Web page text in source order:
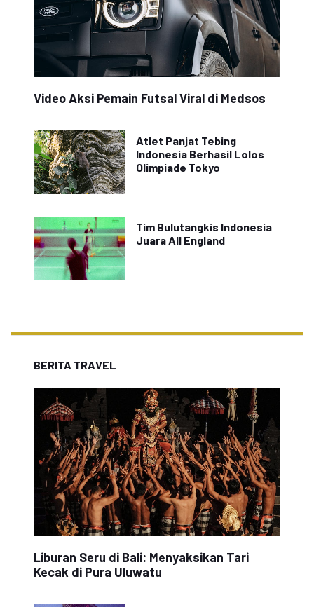
Video Aksi Pemain Futsal Viral di Medsos
Atlet Panjat Tebing
Indonesia Berhasil Lolos
Olimpiade Tokyo
Tim Bulutangkis Indonesia
Juara All England
BERITA TRAVEL
Liburan Seru di Bali: Menyaksikan Tari
Kecak di Pura Uluwatu